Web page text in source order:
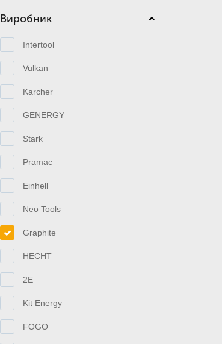
Виробник
Intertool
Vulkan
Karcher
GENERGY
Stark
Pramac
Einhell
Neo Tools
Graphite
HECHT
2E
Kit Energy
FOGO